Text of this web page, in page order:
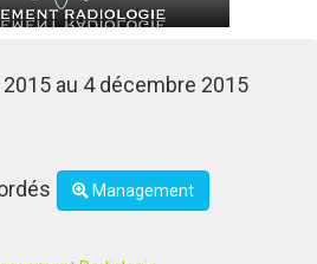
au 4 décembre 2015
Management